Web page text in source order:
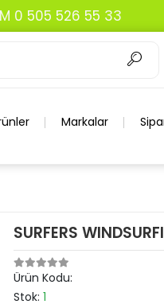
0 505 526 55 33
Markalar
SURFERS
Ürün Kodu:
Stok: 1